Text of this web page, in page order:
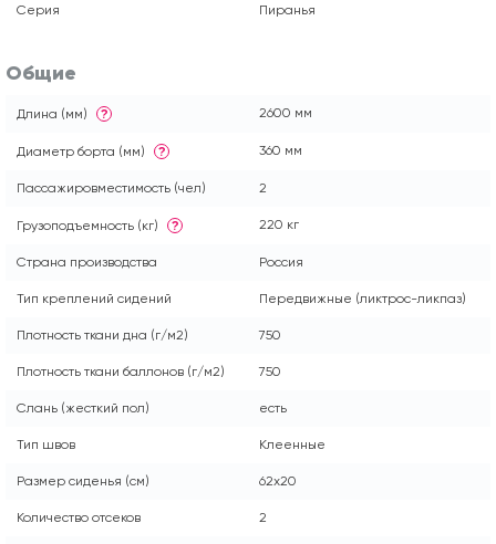
Серия Пиранья
Общие
Длина (мм) ? 2600 мм
Диаметр борта (мм) ? 360 мм
Пассажировместимость (чел) 2
Грузоподъемность (кг) ? 220 кг
Страна производства Россия
Тип креплений сидений Передвижные (ликтрос-ликпаз)
Плотность ткани дна (г/м2) 750
Плотность ткани баллонов (г/м2) 750
Слань (жесткий пол) есть
Тип швов Клеенные
Размер сиденья (см) 62x20
Количество отсеков 2